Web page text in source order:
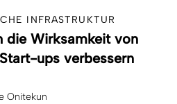
INFRASTRUKTUR
die Wirksamkeit von
ups verbessern
Onitekun